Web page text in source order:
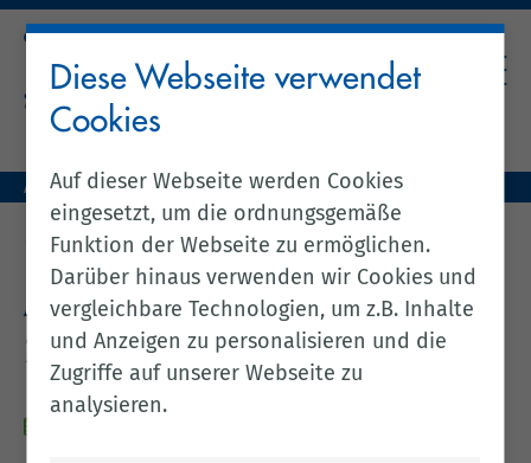
Aktuelles (zentral) Amtsblatt Nr. 49 / 2025 vom 25.07.2025
zurück zur vorherigen Seite
Amtsblatt Nr. 49 / 2025 vom
25.07.2025
Diese Webseite verwendet
Cookies
Auf dieser Webseite werden Cookies
eingesetzt, um die ordnungsgemäße
Funktion der Webseite zu ermöglichen.
Darüber hinaus verwenden wir Cookies und
vergleichbare Technologien, um z.B. Inhalte
und Anzeigen zu personalisieren und die
Zugriffe auf unserer Webseite zu
analysieren.